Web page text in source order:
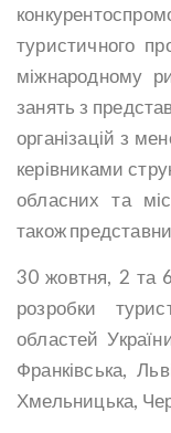
туристичного
міжнародному
занять з
організацій з
керівниками
обласних та
також
30 жовтня, 2 та
розробки
областей
Франківська,
Хмельницька,